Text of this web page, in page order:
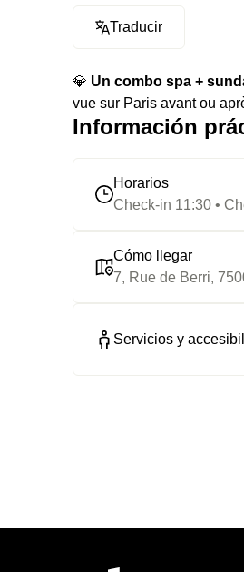
Traducir
💎 Un combo spa +
vue sur Paris avant ou
Información
Horarios
Check-in 11:30 •
Cómo llegar
7, Rue de Berri,
Servicios y